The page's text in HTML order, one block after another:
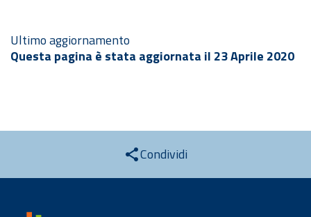
Ultimo aggiornamento
Questa pagina è stata aggiornata il 23 Aprile 2020
Condividi